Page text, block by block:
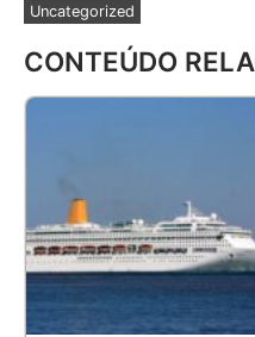
Uncategorized
CONTEÚDO